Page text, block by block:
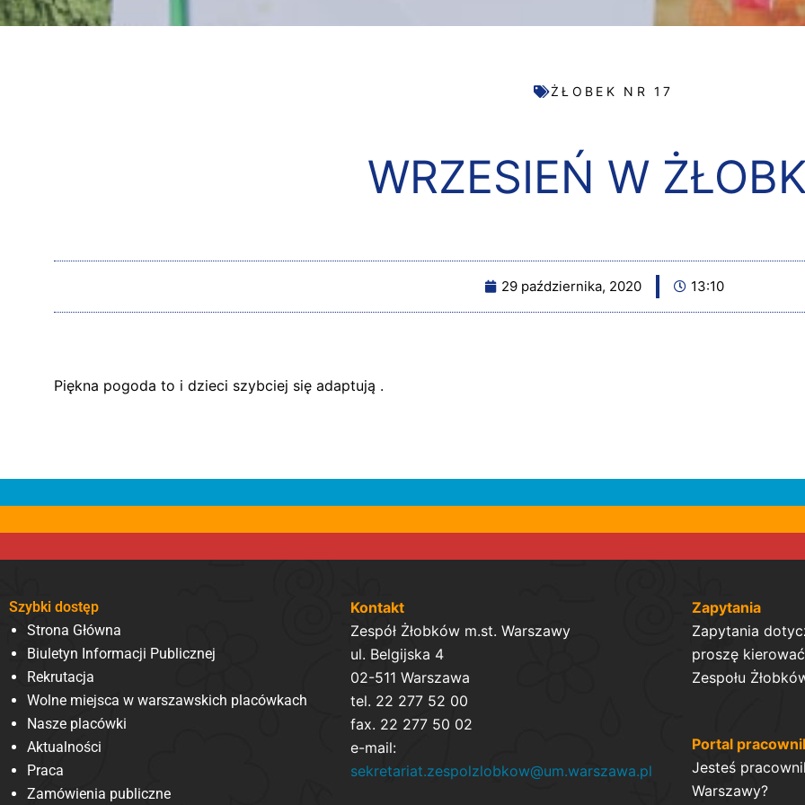
ŻŁOBEK NR 17
WRZESIEŃ W
29 października, 2020 13:10
Piękna pogoda to i dzieci szybciej się adaptują .
Szybki dostęp
Strona Główna
Biuletyn Informacji Publicznej
Rekrutacja
Wolne miejsca w warszawskich placówkach
Nasze placówki
Aktualności
Praca
Zamówienia publiczne
Kontakt
Zespół Żłobków m.st. Warszawy
ul. Belgijska 4
02-511 Warszawa
tel. 22 277 52 00
fax. 22 277 50 02
e-mail:
sekretariat.zespolzlobkow@um.warszawa.pl
Zapytania
Zapytania
proszę
Zespołu
Portal
Jesteś
Warszawy?